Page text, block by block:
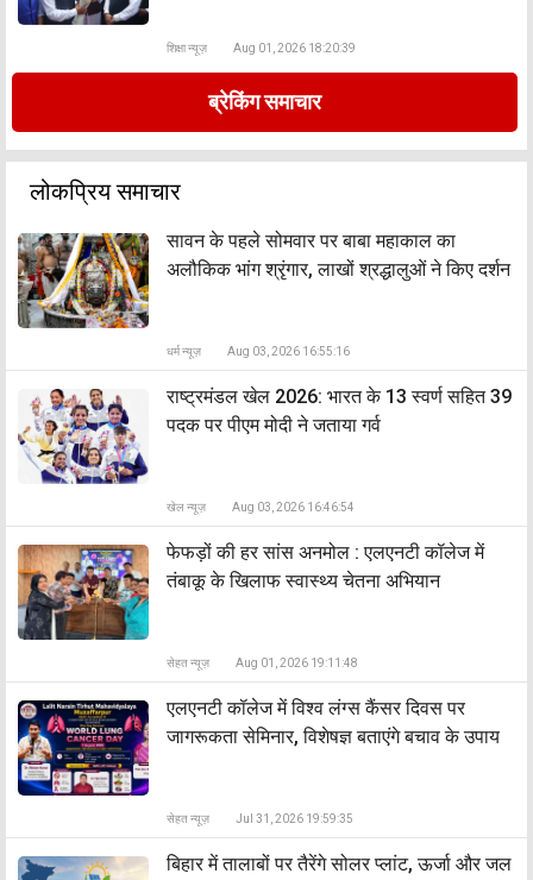
शिक्षा न्यूज़ Aug 01, 2026 18:20:39
ब्रेकिंग समाचार
लोकप्रिय समाचार
सावन के पहले सोमवार पर बाबा महाकाल का
अलौकिक भांग श्रृंगार, लाखों श्रद्धालुओं ने किए दर्शन
धर्म न्यूज़ Aug 03, 2026 16:55:16
राष्ट्रमंडल खेल 2026: भारत के 13 स्वर्ण सहित 39
पदक पर पीएम मोदी ने जताया गर्व
खेल न्यूज़ Aug 03, 2026 16:46:54
फेफड़ों की हर सांस अनमोल : एलएनटी कॉलेज में
तंबाकू के खिलाफ स्वास्थ्य चेतना अभियान
सेहत न्यूज़ Aug 01, 2026 19:11:48
एलएनटी कॉलेज में विश्व लंग्स कैंसर दिवस पर
जागरूकता सेमिनार, विशेषज्ञ बताएंगे बचाव के उपाय
सेहत न्यूज़ Jul 31, 2026 19:59:35
बिहार में तालाबों पर तैरेंगे सोलर प्लांट, ऊर्जा और जल